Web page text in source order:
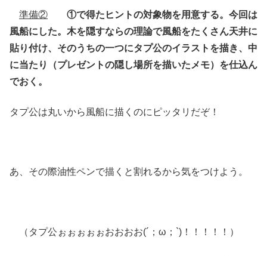
準備②
①で得たヒントの対象物を用意する。今回は
風船にした。木を隠すならの理論で風船をたくさん天井に
貼り付け、そのうちの一つにタプ公のイラストを描き、中
に当たり（プレゼントの隠し場所を描いたメモ）を仕込ん
でおく。
タプ公は丸いから風船に描くのにピッタリだぞ！
あ、その際油性ペンで描くと割れるから気をつけよう。
（タプ公ぉぉぉぉぉおおおお(´；ω；`)！！！！！）